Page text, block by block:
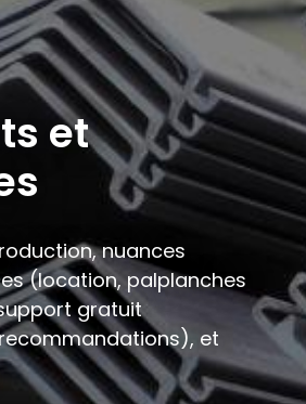
et
nuances
(location, palplanches
gratuit
et